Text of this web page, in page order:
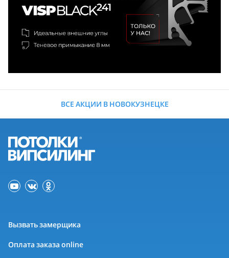
ВСЕ АКЦИИ В НОВОКУЗНЕЦКЕ
Вызвать замерщика
Оплата заказа online